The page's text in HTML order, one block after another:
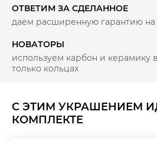
С ЭТИМ УКРАШЕНИЕМ
КОМПЛЕКТЕ
ОТВЕТИМ ЗА СДЕЛАННОЕ
даем расширенную гарантию
НОВАТОРЫ
используем карбон и керамику
только кольцах